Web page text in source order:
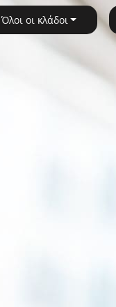
Όλοι οι κλάδοι